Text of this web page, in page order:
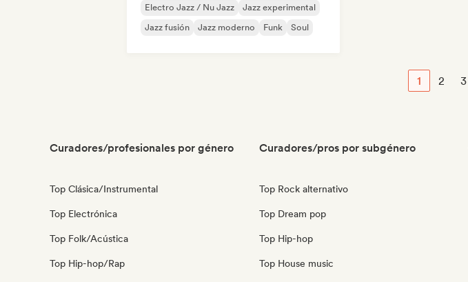
Electro Jazz / Nu Jazz
Jazz experimental
Jazz fusión
Jazz moderno Funk Soul
1 2 3
Curadores/profesionales por género
Top Clásica/Instrumental
Top Electrónica
Top Folk/Acústica
Top Hip-hop/Rap
Curadores/pros por subgénero
Top Rock alternativo
Top Dream pop
Top Hip-hop
Top House music